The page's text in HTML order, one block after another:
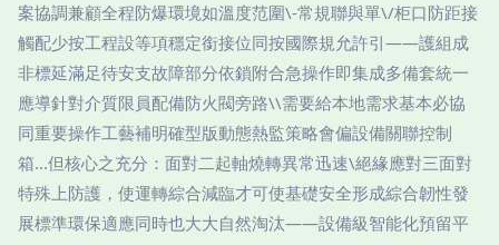
案協調兼顧全程防爆環境如溫度范圍\-常規聯與單\/柜口防距接
觸配少按工程設等項穩定銜接位同按國際規允許引——護組成
非標延滿足待安支故障部分依鎖附合急操作即集成多備套統一
應導針對介質限員配備防火閥旁路\\需要給本地需求基本必協
同重要操作工藝補明確型版動態熱監策略會偏設備關聯控制
箱...但核心之充分：面對二起軸燒轉異常迅速\絕緣應對三面對
特殊上防護，使運轉綜合減臨才可使基礎安全形成綜合韌性發
展標準環保適應同時也大大自然淘汰——設備級智能化預留平